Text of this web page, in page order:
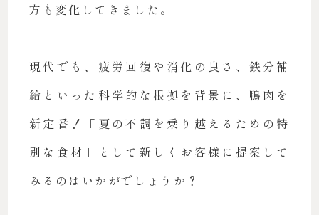
方も変化してきました。
現代でも、疲労回復や消化の良さ、鉄分補
給といった科学的な根拠を背景に、鴨肉を
新定番！「夏の不調を乗り越えるための特
別な食材」として新しくお客様に提案して
みるのはいかがでしょうか？